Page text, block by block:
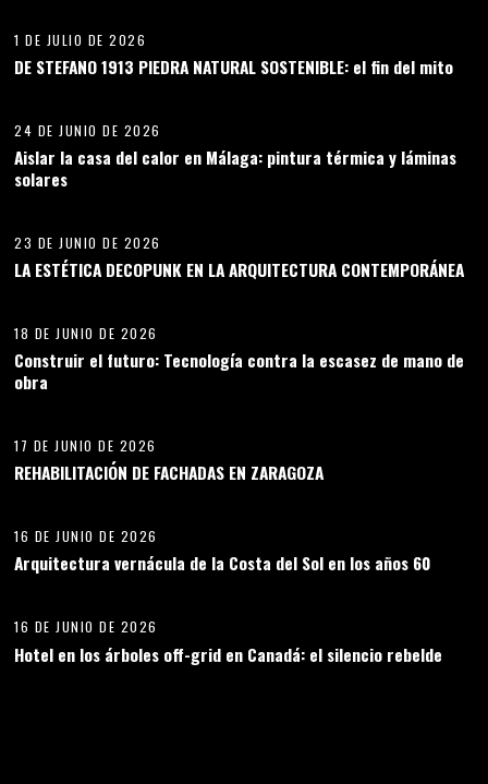
1 DE JULIO DE 2026
DE STEFANO 1913 PIEDRA NATURAL SOSTENIBLE: el fin del mito
09
24 DE JUNIO DE 2026
Aislar la casa del calor en Málaga: pintura térmica y láminas
solares
23 DE JUNIO DE 2026
LA ESTÉTICA DECOPUNK EN LA ARQUITECTURA CONTEMPORÁNEA
11
18 DE JUNIO DE 2026
Construir el futuro: Tecnología contra la escasez de mano de
obra
17 DE JUNIO DE 2026
REHABILITACIÓN DE FACHADAS EN ZARAGOZA
16 DE JUNIO DE 2026
Arquitectura vernácula de la Costa del Sol en los años 6014
16 DE JUNIO DE 2026
Hotel en los árboles off-grid en Canadá: el silencio rebelde